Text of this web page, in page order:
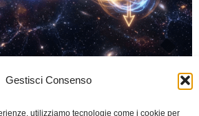
Gestisci Consenso
utilizziamo tecnologie come i cookie per
0
mostrare correlazioni che sembrano ignorare